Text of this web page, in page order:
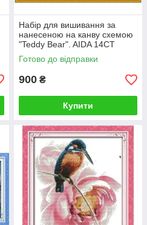
Набір для вишивання за
нанесеною на канву схемою
"Teddy Bear". AIDA 14CT
printed 49*41 см
Готово до відправки
900 ₴
Купити